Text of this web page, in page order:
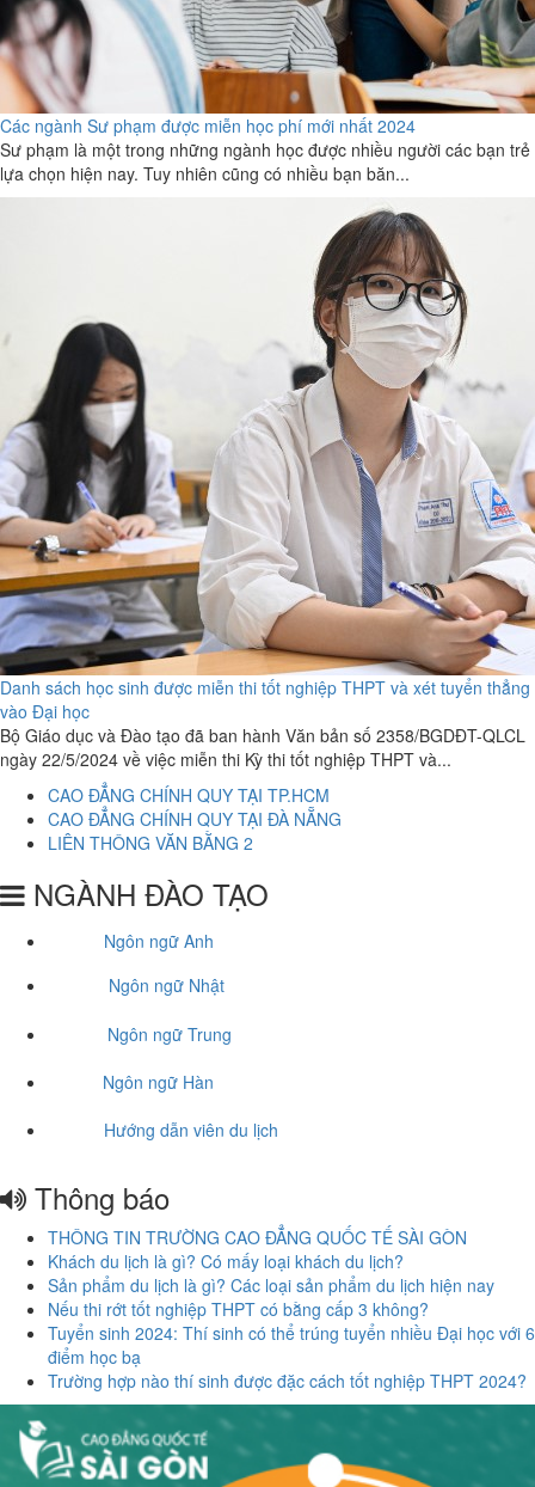
Các ngành Sư phạm được miễn học phí mới nhất 2024
Sư phạm là một trong những ngành học được nhiều người các bạn trẻ
lựa chọn hiện nay. Tuy nhiên cũng có nhiều bạn băn...
Danh sách học sinh được miễn thi tốt nghiệp THPT và xét tuyển thẳng
vào Đại học
Bộ Giáo dục và Đào tạo đã ban hành Văn bản số 2358/BGDĐT-QLCL
ngày 22/5/2024 về việc miễn thi Kỳ thi tốt nghiệp THPT và...
CAO ĐẲNG CHÍNH QUY TẠI TP.HCM
CAO ĐẲNG CHÍNH QUY TẠI ĐÀ NẴNG
LIÊN THÔNG VĂN BẰNG 2
NGÀNH ĐÀO TẠO
Ngôn ngữ Anh
Ngôn ngữ Nhật
Ngôn ngữ Trung
Ngôn ngữ Hàn
Hướng dẫn viên du lịch
Thông báo
THÔNG TIN TRƯỜNG CAO ĐẲNG QUỐC TẾ SÀI GÒN
Khách du lịch là gì? Có mấy loại khách du lịch?
Sản phẩm du lịch là gì? Các loại sản phẩm du lịch hiện nay
Nếu thi rớt tốt nghiệp THPT có bằng cấp 3 không?
Tuyển sinh 2024: Thí sinh có thể trúng tuyển nhiều Đại học với 6
điểm học bạ
Trường hợp nào thí sinh được đặc cách tốt nghiệp THPT 2024?